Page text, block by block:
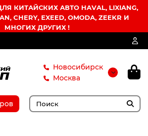
КИТАЙСКИХ АВТО HAVAL, LIXIANG,
CHERY, EXEED, OMODA, ZEEKR И
МНОГИХ ДРУГИХ !
Новосибирск
Москва